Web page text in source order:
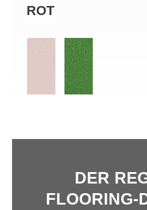
ROT
DER
FLOORING-